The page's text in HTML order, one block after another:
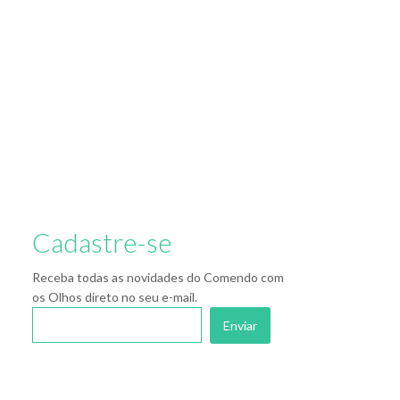
Cadastre-se
Receba todas as novidades do Comendo com
os Olhos direto no seu e-mail.